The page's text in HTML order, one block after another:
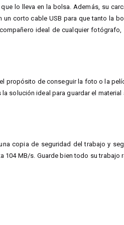
lo lleva en la bolsa. Además, su
corto cable USB para que tanto la
ideal de cualquier
propósito de conseguir la foto o la
solución ideal para guardar el
copia de seguridad del trabajo y
MB/s. Guarde bien todo su trabajo